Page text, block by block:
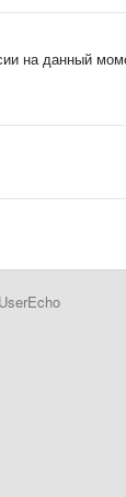
на данный